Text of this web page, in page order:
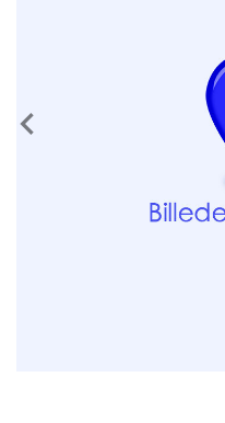
Previous